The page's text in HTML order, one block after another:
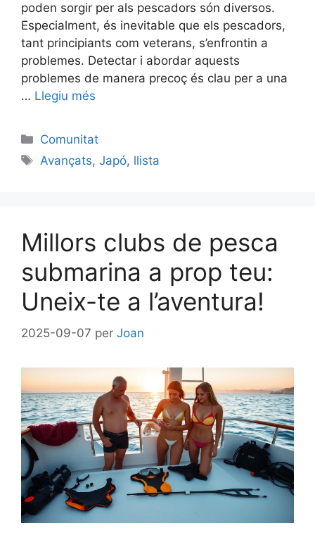
poden sorgir per als pescadors són diversos.
Especialment, és inevitable que els pescadors,
tant principiants com veterans, s’enfrontin a
problemes. Detectar i abordar aquests
problemes de manera precoç és clau per a una
… Llegiu més
Categories
Comunitat
Etiquetes
Avançats,Japó, llista
Millors clubs de pesca
submarina a prop teu:
Uneix-te a l’aventura!
2025-09-07 per Joan